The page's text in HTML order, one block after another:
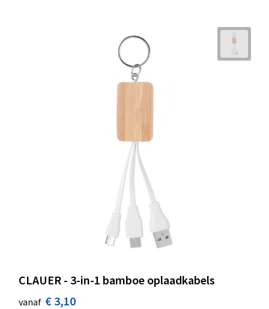
CLAUER - 3-in-1 bamboe oplaadkabels
vanaf € 3,10